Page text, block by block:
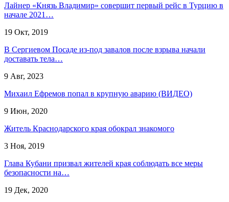
Лайнер «Князь Владимир» совершит первый рейс в Турцию в
начале 2021…
19 Окт, 2019
В Сергиевом Посаде из-под завалов после взрыва начали
доставать тела…
9 Авг, 2023
Михаил Ефремов попал в крупную аварию (ВИДЕО)
9 Июн, 2020
Житель Краснодарского края обокрал знакомого
3 Ноя, 2019
Глава Кубани призвал жителей края соблюдать все меры
безопасности на…
19 Дек, 2020